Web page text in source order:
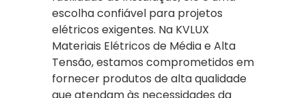
escolha confiável para projetos
elétricos exigentes. Na KVLUX
Materiais Elétricos de Média e Alta
Tensão, estamos comprometidos em
fornecer produtos de alta qualidade
que atendam às necessidades da